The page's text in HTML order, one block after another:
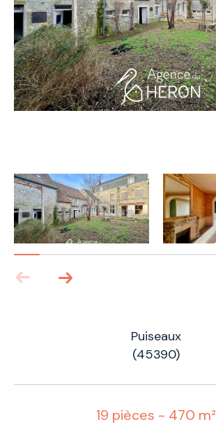
Puiseaux
(45390)
19 pièces - 470 m²